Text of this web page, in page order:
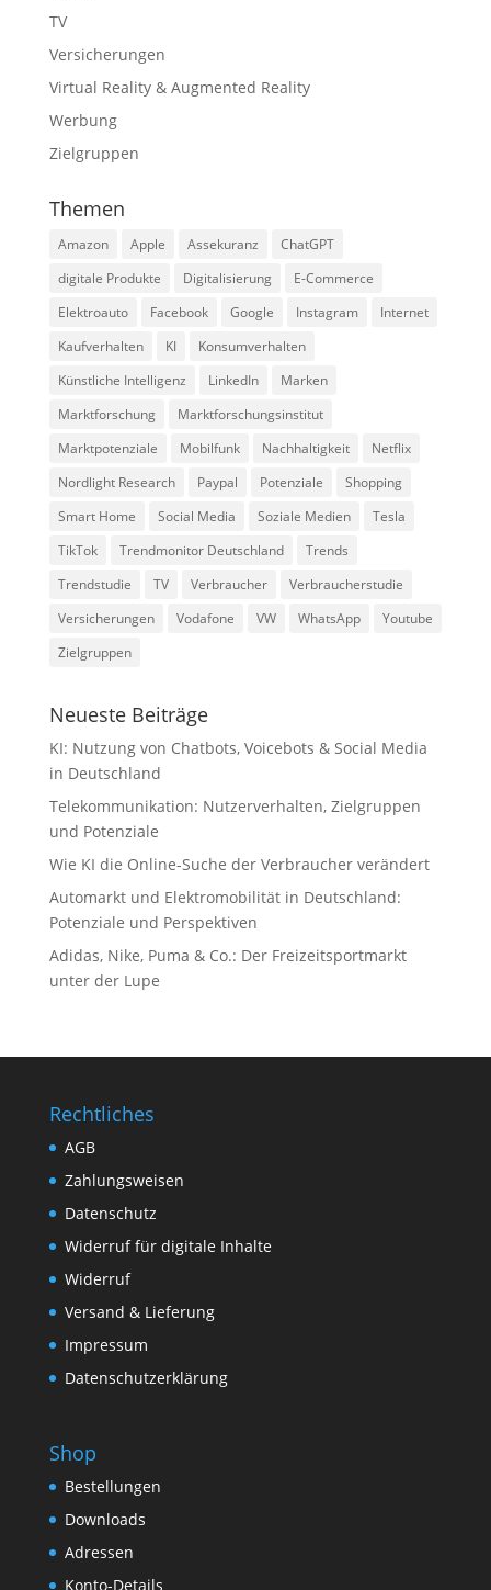
TV
Versicherungen
Virtual Reality & Augmented Reality
Werbung
Zielgruppen
Themen
Amazon Apple Assekuranz
ChatGPT
digitale Produkte
Digitalisierung
E-Commerce
Elektroauto
Facebook Google Instagram
Internet
Kaufverhalten
KI
Konsumverhalten
Künstliche Intelligenz
LinkedIn
Marken
Marktforschung
Marktforschungsinstitut
Marktpotenziale
Mobilfunk Nachhaltigkeit
Netflix
Nordlight Research
Paypal Potenziale
Shopping
Smart Home
Social Media Soziale Medien
Tesla
TikTok
Trendmonitor Deutschland
Trends
Trendstudie
TV Verbraucher
Verbraucherstudie
Versicherungen
Vodafone VW WhatsApp
Youtube
Zielgruppen
Neueste Beiträge
KI: Nutzung von Chatbots, Voicebots & Social Media
in Deutschland
Telekommunikation: Nutzerverhalten, Zielgruppen
und Potenziale
Wie KI die Online-Suche der Verbraucher verändert
Automarkt und Elektromobilität in Deutschland:
Potenziale und Perspektiven
Adidas, Nike, Puma & Co.: Der Freizeitsportmarkt
unter der Lupe
Rechtliches
AGB
Zahlungsweisen
Datenschutz
Widerruf für digitale Inhalte
Widerruf
Versand & Lieferung
Impressum
Datenschutzerklärung
Shop
Bestellungen
Downloads
Adressen
Konto-Details